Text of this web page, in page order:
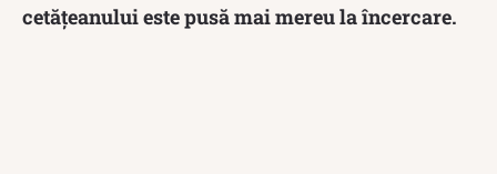
cetățeanului este pusă mai mereu la încercare.